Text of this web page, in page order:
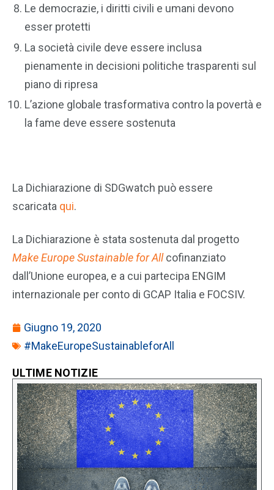
Le democrazie, i diritti civili e umani devono
esser protetti
La società civile deve essere inclusa
pienamente in decisioni politiche trasparenti sul
piano di ripresa
L’azione globale trasformativa contro la povertà e
la fame deve essere sostenuta
La Dichiarazione di SDGwatch può essere
scaricata qui.
La Dichiarazione è stata sostenuta dal progetto
Make Europe Sustainable for All cofinanziato
dall’Unione europea, e a cui partecipa ENGIM
internazionale per conto di GCAP Italia e FOCSIV.
Giugno 19, 2020
#MakeEuropeSustainableforAll
ULTIME NOTIZIE